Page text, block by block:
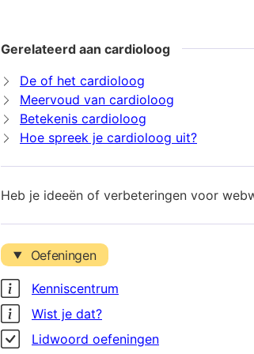
Gerelateerd aan cardioloog
De of het cardioloog
Meervoud van cardioloog
Betekenis cardioloog
Hoe spreek je cardioloog uit?
Heb je ideeën of verbeteringen voor
Oefeningen
Kenniscentrum
Wist je dat?
Lidwoord oefeningen